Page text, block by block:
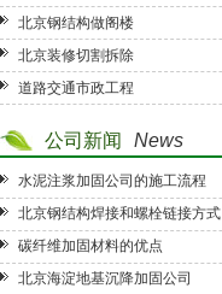
北京钢结构做阁楼
北京装修切割拆除
道路交通市政工程
公司新闻 News
水泥注浆加固公司的施工流程
北京钢结构焊接和螺栓链接方式
碳纤维加固材料的优点
北京海淀地基沉降加固公司